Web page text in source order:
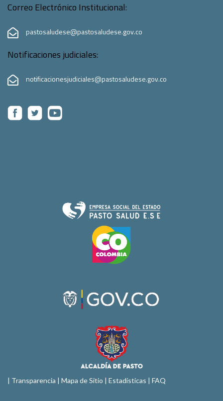
Correo Electrónico Institucional:
pastosaludese@pastosaludese.gov.co
Notificaciones judiciales:
notificacionesjudiciales@pastosaludese.gov.co
| Transparencia | Mapa de Sitio | Estadísticas | FAQ